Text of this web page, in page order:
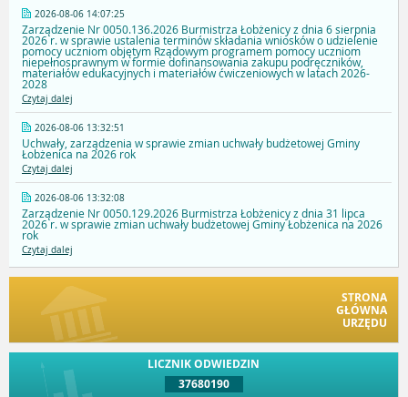
2026-08-06 14:07:25
Zarządzenie Nr 0050.136.2026 Burmistrza Łobżenicy z dnia 6 sierpnia
2026 r. w sprawie ustalenia terminów składania wniosków o udzielenie
pomocy uczniom objętym Rządowym programem pomocy uczniom
niepełnosprawnym w formie dofinansowania zakupu podręczników,
materiałów edukacyjnych i materiałów ćwiczeniowych w latach 2026-
2028
Czytaj dalej
2026-08-06 13:32:51
Uchwały, zarządzenia w sprawie zmian uchwały budżetowej Gminy
Łobżenica na 2026 rok
Czytaj dalej
2026-08-06 13:32:08
Zarządzenie Nr 0050.129.2026 Burmistrza Łobżenicy z dnia 31 lipca
2026 r. w sprawie zmian uchwały budżetowej Gminy Łobżenica na 2026
rok
Czytaj dalej
STRONA
GŁÓWNA
URZĘDU
LICZNIK ODWIEDZIN
37680190